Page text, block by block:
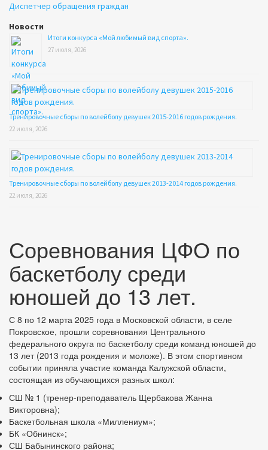
Диспетчер обращения граждан
Новости
Итоги конкурса «Мой любимый вид спорта».
27 июля, 2026
Тренировочные сборы по волейболу девушек 2015-2016 годов рождения.
22 июля, 2026
Тренировочные сборы по волейболу девушек 2013-2014 годов рождения.
22 июля, 2026
Соревнования ЦФО по
баскетболу среди
юношей до 13 лет.
С 8 по 12 марта 2025 года в Московской области, в селе
Покровское, прошли соревнования Центрального
федерального округа по баскетболу среди команд юношей до
13 лет (2013 года рождения и моложе). В этом спортивном
событии приняла участие команда Калужской области,
состоящая из обучающихся разных школ:
СШ № 1 (тренер-преподаватель Щербакова Жанна
Викторовна);
Баскетбольная школа «Миллениум»;
БК «Обнинск»;
СШ Бабынинского района;